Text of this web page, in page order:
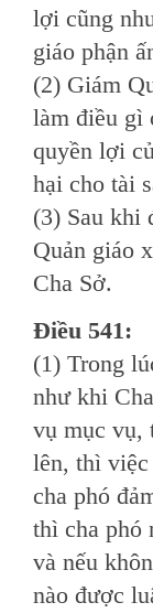
lợi cũng
giáo phận
(2) Giám
làm điều gì
quyền lợi
hại cho tài
(3) Sau khi
Quản giáo
Cha Sở.
Ðiều 541:
(1) Trong
như khi
vụ mục vụ,
lên, thì
cha phó
thì cha phó
và nếu
nào được